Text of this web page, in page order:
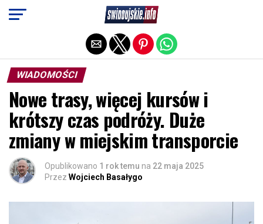
WIADOMOŚCI
Nowe trasy, więcej kursów i
krótszy czas podróży. Duże
zmiany w miejskim transporcie
Opublikowano 1 rok temu na 22 maja 2025
Przez Wojciech Basałygo
Exit mobile version